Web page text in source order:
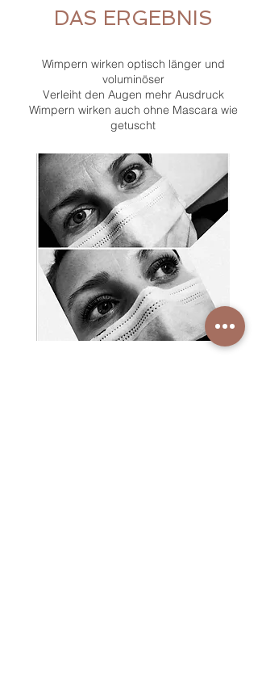
DAS ERGEBNIS
Wimpern wirken optisch länger und
voluminöser
Verleiht den Augen mehr Ausdruck
Wimpern wirken auch ohne Mascara wie
getuscht